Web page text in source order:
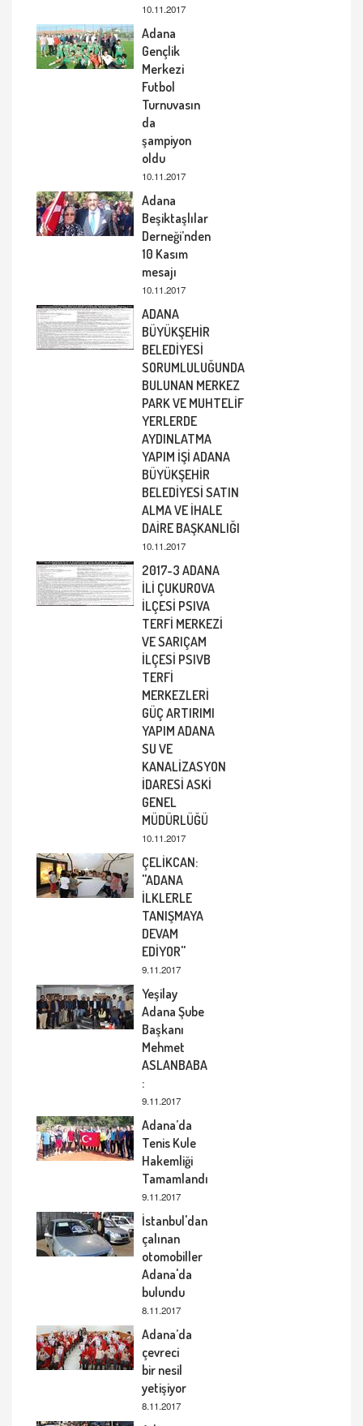
10.11.2017
Adana
Gençlik
Merkezi
Futbol
Turnuvasın
da
şampiyon
oldu
10.11.2017
Adana
Beşiktaşlılar
Derneği’nden
10 Kasım
mesajı
10.11.2017
ADANA
BÜYÜKŞEHİR
BELEDİYESİ
SORUMLULUĞUNDA
BULUNAN MERKEZ
PARK VE MUHTELİF
YERLERDE
AYDINLATMA
YAPIM İŞİ ADANA
BÜYÜKŞEHİR
BELEDİYESİ SATIN
ALMA VE İHALE
DAİRE BAŞKANLIĞI
10.11.2017
2017-3 ADANA
İLİ ÇUKUROVA
İLÇESİ PSIVA
TERFİ MERKEZİ
VE SARIÇAM
İLÇESİ PSIVB
TERFİ
MERKEZLERİ
GÜÇ ARTIRIMI
YAPIM ADANA
SU VE
KANALİZASYON
İDARESİ ASKİ
GENEL
MÜDÜRLÜĞÜ
10.11.2017
ÇELİKCAN:
''ADANA
İLKLERLE
TANIŞMAYA
DEVAM
EDİYOR''
9.11.2017
Yeşilay
Adana Şube
Başkanı
Mehmet
ASLANBABA
:
9.11.2017
Adana’da
Tenis Kule
Hakemliği
Tamamlandı
9.11.2017
İstanbul'dan
çalınan
otomobiller
Adana'da
bulundu
8.11.2017
Adana’da
çevreci
bir nesil
yetişiyor
8.11.2017